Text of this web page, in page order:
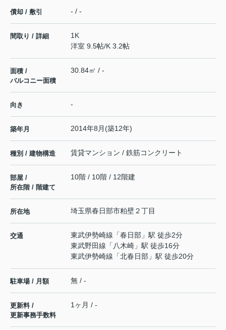
償却 / 敷引 - / -
間取り / 詳細
1K
洋室 9.5帖/K 3.2帖
面積 /
バルコニー面積
30.84㎡ / -
向き -
築年月 2014年8月(築12年)
種別 / 建物構造 賃貸マンション / 鉄筋コンクリート
部屋 /
所在階 / 階建て
10階 / 10階 / 12階建
所在地 埼玉県春日部市粕壁２丁目
交通 東武伊勢崎線 「春日部 」駅 徒歩2分
東武野田線 「 八木崎 」駅 徒歩16分
東武伊勢崎線 「北春日部 」駅 徒歩20分
駐車場 / 月額 無 / -
更新料 /
更新事務手数料
1ヶ月 / -